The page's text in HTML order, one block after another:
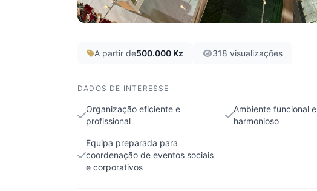
A partir de500.000 Kz 318 visualizações
DADOS DE INTERESSE
Organização eficiente e
profissional
Ambiente funcional e
harmonioso
Equipa preparada para
coordenação de eventos sociais
e corporativos